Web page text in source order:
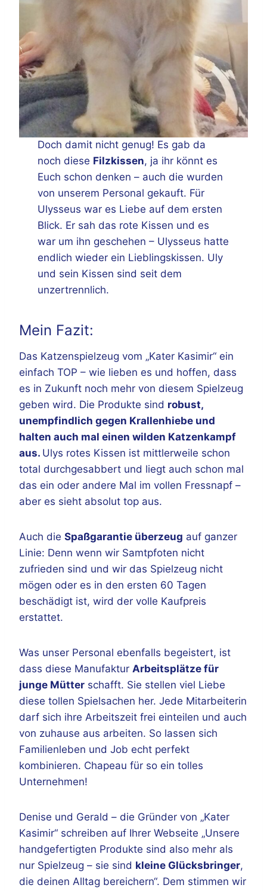
Doch damit nicht genug! Es gab da
noch diese Filzkissen, ja ihr könnt es
Euch schon denken – auch die wurden
von unserem Personal gekauft. Für
Ulysseus war es Liebe auf dem ersten
Blick. Er sah das rote Kissen und es
war um ihn geschehen – Ulysseus hatte
endlich wieder ein Lieblingskissen. Uly
und sein Kissen sind seit dem
unzertrennlich.
Mein Fazit:
Das Katzenspielzeug vom „Kater Kasimir“ ein
einfach TOP – wie lieben es und hoffen, dass
es in Zukunft noch mehr von diesem Spielzeug
geben wird. Die Produkte sind robust,
unempfindlich gegen Krallenhiebe und
halten auch mal einen wilden Katzenkampf
aus. Ulys rotes Kissen ist mittlerweile schon
total durchgesabbert und liegt auch schon mal
das ein oder andere Mal im vollen Fressnapf –
aber es sieht absolut top aus.
Auch die Spaßgarantie überzeug auf ganzer
Linie: Denn wenn wir Samtpfoten nicht
zufrieden sind und wir das Spielzeug nicht
mögen oder es in den ersten 60 Tagen
beschädigt ist, wird der volle Kaufpreis
erstattet.
Was unser Personal ebenfalls begeistert, ist
dass diese Manufaktur Arbeitsplätze für
junge Mütter schafft. Sie stellen viel Liebe
diese tollen Spielsachen her. Jede Mitarbeiterin
darf sich ihre Arbeitszeit frei einteilen und auch
von zuhause aus arbeiten. So lassen sich
Familienleben und Job echt perfekt
kombinieren. Chapeau für so ein tolles
Unternehmen!
Denise und Gerald – die Gründer von „Kater
Kasimir“ schreiben auf Ihrer Webseite „Unsere
handgefertigten Produkte sind also mehr als
nur Spielzeug – sie sind kleine Glücksbringer,
die deinen Alltag bereichern“. Dem stimmen wir